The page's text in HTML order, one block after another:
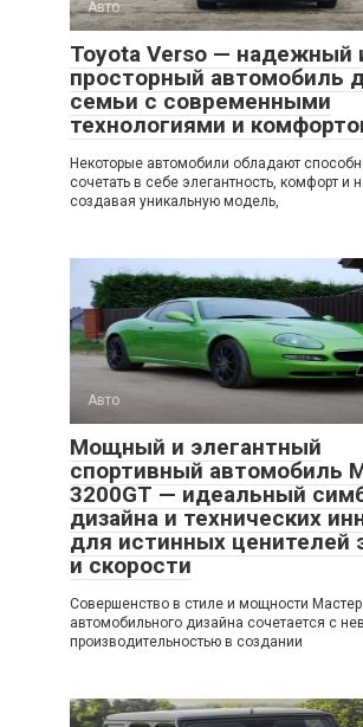
Авто
Toyota Verso — надежный
просторный автомобиль
семьи с современными
технологиями и
Некоторые автомобили обладают
сочетать в себе элегантность, комфорт и
создавая уникальную модель,
Авто
Мощный и элегантный
спортивный автомобиль
3200GT — идеальный
дизайна и технических
для истинных ценителей
и скорости
Совершенство в стиле и мощности
автомобильного дизайна сочетается с
производительностью в создании